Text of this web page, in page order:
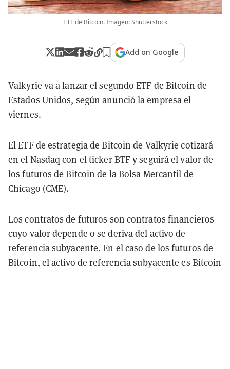
ETF de Bitcoin. Imagen: Shutterstock
Add on Google
Valkyrie va a lanzar el segundo ETF de Bitcoin de
Estados Unidos, segúnanunció la empresa el
viernes.
El ETF de estrategia de Bitcoin de Valkyrie cotizará
en el Nasdaq con el ticker BTF y seguirá el valor de
los futuros de Bitcoin de la Bolsa Mercantil de
Chicago (CME).
Los contratos de futuros son contratos financieros
cuyo valor depende o se deriva del activo de
referencia subyacente. En el caso de los futuros de
Bitcoin, el activo de referencia subyacente es Bitcoin